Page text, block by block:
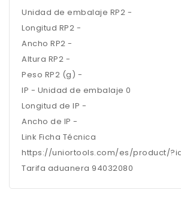
Unidad de embalaje RP2 -
Longitud RP2 -
Ancho RP2 -
Altura RP2 -
Peso RP2 (g) -
IP - Unidad de embalaje 0
Longitud de IP -
Ancho de IP -
Link Ficha Técnica
https://uniortools.com/es/product/
Tarifa aduanera 94032080